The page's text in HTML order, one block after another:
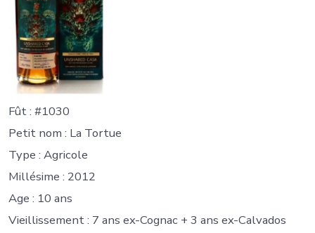
Fût : #1030
Petit nom : La Tortue
Type : Agricole
Millésime : 2012
Age : 10 ans
Vieillissement : 7 ans ex-Cognac + 3 ans ex-Calvados